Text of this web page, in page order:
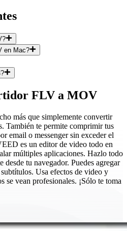
en Mac?
FLV a MOV
más que simplemente convertir
También te permite comprimir tus
email o messenger sin exceder el
es un editor de video todo en
múltiples aplicaciones. Hazlo todo
desde tu navegador. Puedes agregar
Usa efectos de video y
se vean profesionales. ¡Sólo te toma